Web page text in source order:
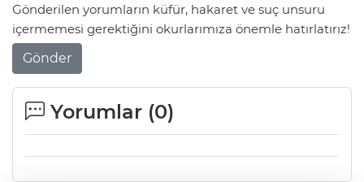
Gönderilen yorumların küfür, hakaret ve suç unsuru
içermemesi gerektiğini okurlarımıza önemle hatırlatırız!
Gönder
Yorumlar (0)